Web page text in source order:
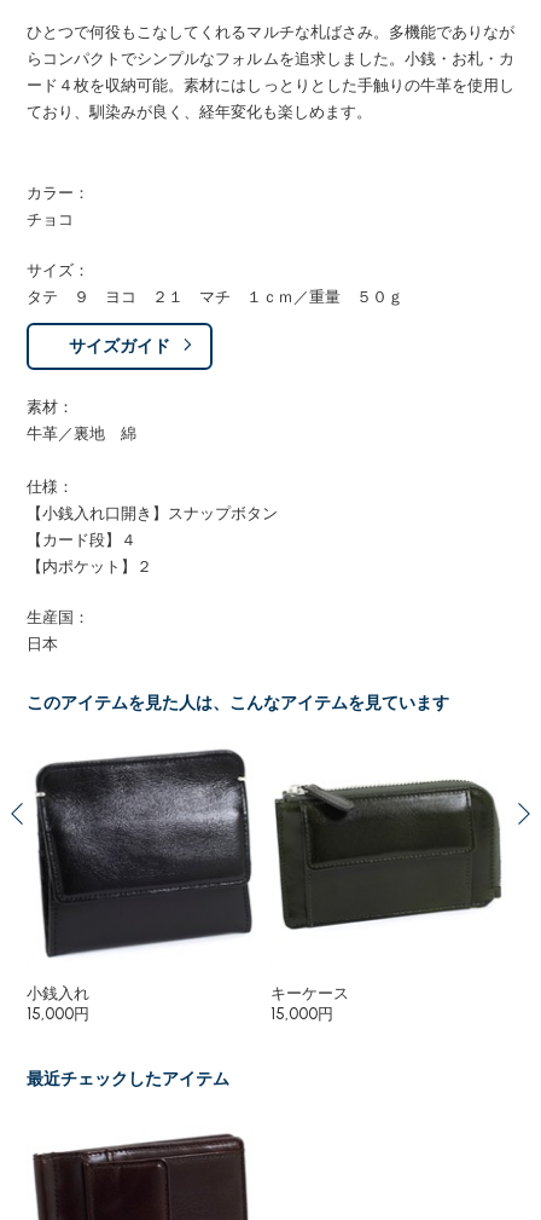
ひとつで何役もこなしてくれるマルチな札ばさみ。多機能でありなが
らコンパクトでシンプルなフォルムを追求しました。小銭・お札・カ
ード４枚を収納可能。素材にはしっとりとした手触りの牛革を使用し
ており、馴染みが良く、経年変化も楽しめます。
カラー：
チョコ
サイズ：
タテ ９ ヨコ ２１ マチ １ｃｍ／重量 ５０ｇ
サイズガイド
素材：
牛革／裏地 綿
仕様：
【小銭入れ口開き】スナップボタン
【カード段】４
【内ポケット】２
生産国：
日本
このアイテムを見た人は、こんなアイテムを見ています
小銭入れ
15,000円
キーケース
15,000円
最近チェックしたアイテム